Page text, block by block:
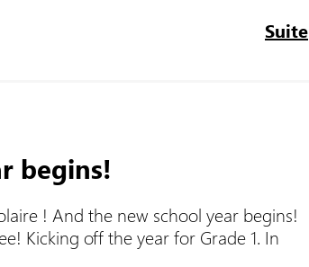
Suite
begins!
! And the new school year begins!
Kicking off the year for Grade 1. In